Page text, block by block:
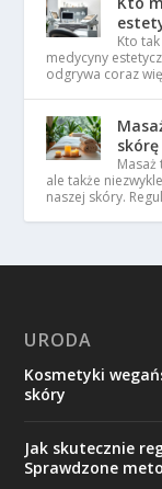
Kto
medycyny
odgrywa coraz
Masaż
ale także
naszej skóry.
URODA
Kosmetyki
skóry
Jak skutecznie
Sprawdzone